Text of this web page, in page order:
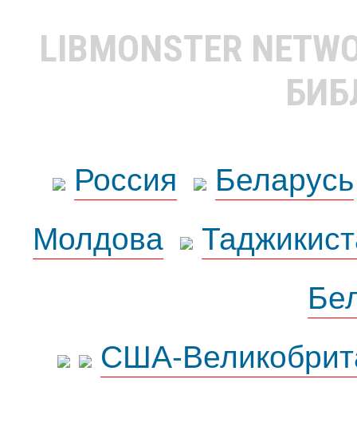
LIBMONSTER
Россия
Беларусь
Молдова
США-